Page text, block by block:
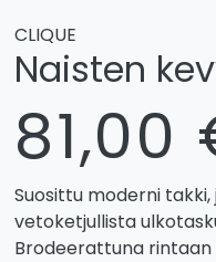
CLIQUE
Naisten
81,00
Suosittu moderni
vetoketjullista
Brodeerattuna rintaan